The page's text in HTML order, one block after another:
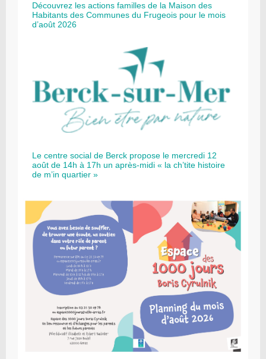
Découvrez les actions familles de la Maison des
Habitants des Communes du Frugeois pour le mois
d’août 2026
Le centre social de Berck propose le mercredi 12
août de 14h à 17h un après-midi « la ch’tite histoire
de m’in quartier »